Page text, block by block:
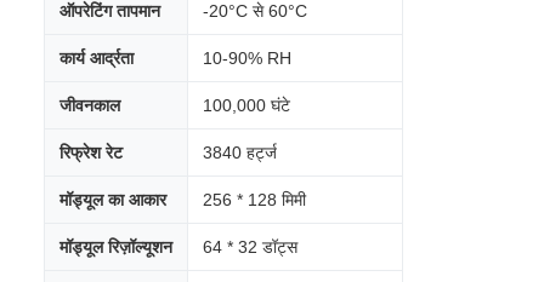
ऑपरेटिंग तापमान -20°C से 60°C
कार्य आर्द्रता 10-90% RH
जीवनकाल 100,000 घंटे
रिफ्रेश रेट 3840 हर्ट्ज
मॉड्यूल का आकार 256 * 128 मिमी
मॉड्यूल रिज़ॉल्यूशन 64 * 32 डॉट्स